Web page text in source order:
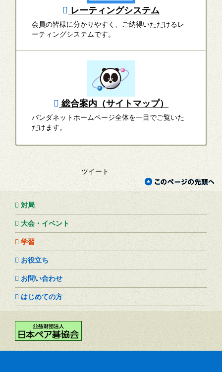
レーティングシステム
会員の皆様に分かりやすく、ご納得いただけるレ
ーティングシステムです。
総合案内（サイトマップ）
パンダネットホームページ全体を一目でご覧いた
だけます。
ツイート
対局
大会・イベント
学習
お役立ち
お問い合わせ
はじめての方